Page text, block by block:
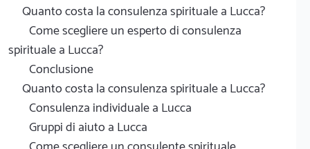
Quanto costa la consulenza spirituale a Lucca?
Come scegliere un esperto di consulenza
spirituale a Lucca?
Conclusione
Quanto costa la consulenza spirituale a Lucca?
Consulenza individuale a Lucca
Gruppi di aiuto a Lucca